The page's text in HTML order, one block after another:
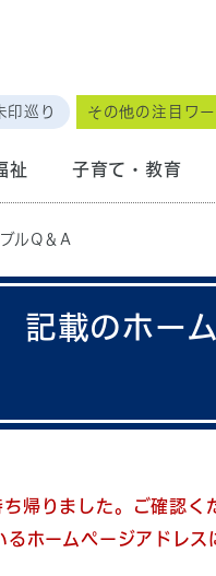
印巡り その他の注目ワー
祉 子育て・教育
ルQ＆A
載のホー
帰りました。ご確認く
ホームページアドレス